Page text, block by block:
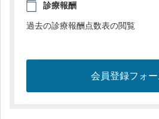
診療報酬
過去の診療報酬点数表の閲覧
会員登録フォ